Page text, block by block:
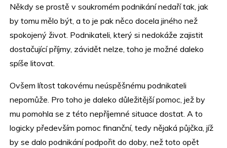
Někdy se prostě v soukromém podnikání nedaří tak, jak
by tomu mělo být, a to je pak něco docela jiného než
spokojený život. Podnikateli, který si nedokáže zajistit
dostačující příjmy, závidět nelze, toho je možné daleko
spíše litovat.
Ovšem lítost takovému neúspěšnému podnikateli
nepomůže. Pro toho je daleko důležitější pomoc, jež by
mu pomohla se z této nepříjemné situace dostat. A to
logicky především pomoc finanční, tedy nějaká půjčka, jíž
by se dalo podnikání podpořit do doby, než toto opět